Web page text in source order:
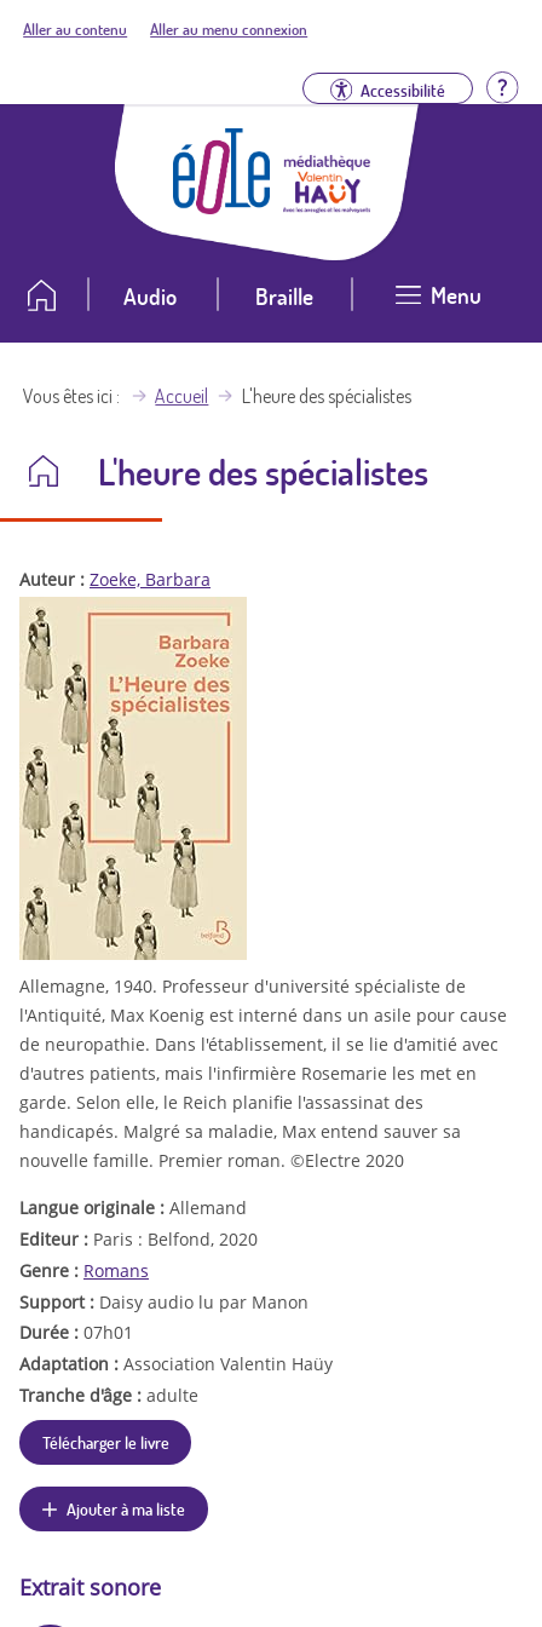
Aller au contenu Aller au menu connexion
Accessibilité
Audio Braille Menu
Vous êtes ici Accueil L'heure des spécialistes
L'heure des spécialistes
Auteur : Zoeke, Barbara
Allemagne, 1940. Professeur d'université spécialiste de
l'Antiquité, Max Koenig est interné dans un asile pour cause
de neuropathie. Dans l'établissement, il se lie d'amitié avec
d'autres patients, mais l'infirmière Rosemarie les met en
garde. Selon elle, le Reich planifie l'assassinat des
handicapés. Malgré sa maladie, Max entend sauver sa
nouvelle famille. Premier roman. ©Electre 2020
Langue originale : Allemand
Editeur : Paris : Belfond, 2020
Genre : Romans
Support : Daisy audio lu par Manon
Durée : 07h01
Adaptation : Association Valentin Haüy
Tranche d'âge : adulte
Télécharger le livre
Ajouter à ma liste
Extrait sonore